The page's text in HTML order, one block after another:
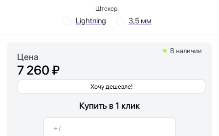
Штекер:
Lightning 3,5 мм
Цена
7 260 ₽
Хочу дешевле!
В наличии
Купить в 1 клик